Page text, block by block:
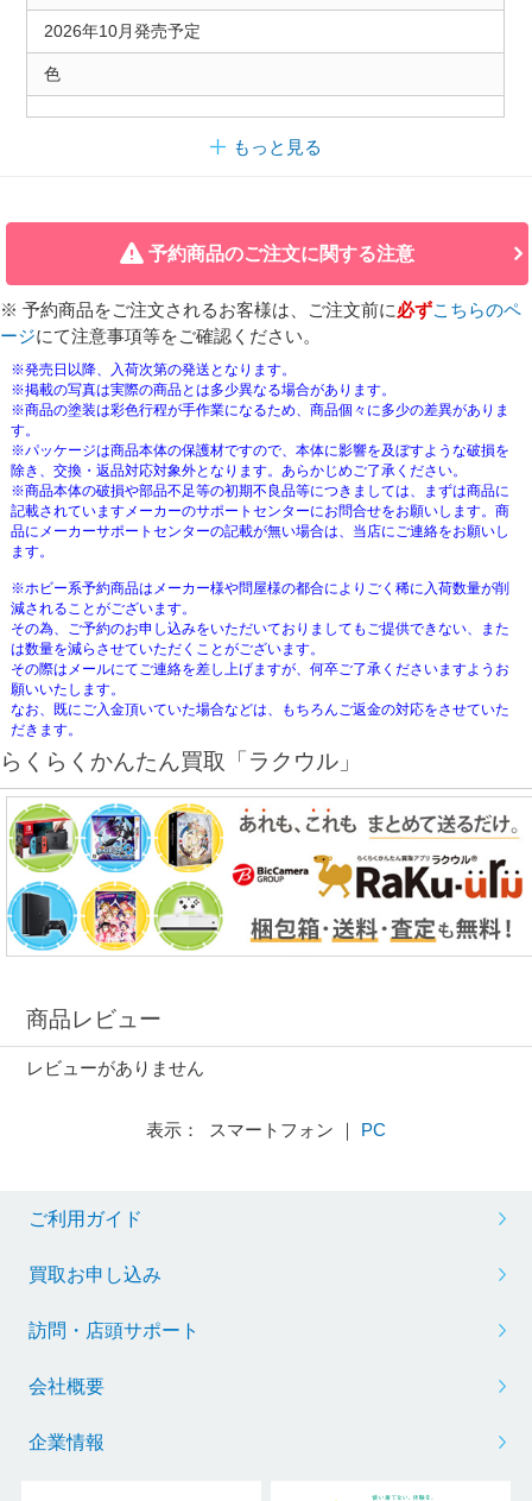
2026年10月発売予定
色
もっと見る
予約商品のご注文に関する注意
※ 予約商品をご注文されるお客様は、ご注文前に必ずこちらのペ
ージにて注意事項等をご確認ください。
※発売日以降、入荷次第の発送となります。
※掲載の写真は実際の商品とは多少異なる場合があります。
※商品の塗装は彩色行程が手作業になるため、商品個々に多少の差異がありま
す。
※パッケージは商品本体の保護材ですので、本体に影響を及ぼすような破損を
除き、交換・返品対応対象外となります。あらかじめご了承ください。
※商品本体の破損や部品不足等の初期不良品等につきましては、まずは商品に
記載されていますメーカーのサポートセンターにお問合せをお願いします。商
品にメーカーサポートセンターの記載が無い場合は、当店にご連絡をお願いし
ます。
※ホビー系予約商品はメーカー様や問屋様の都合によりごく稀に入荷数量が削
減されることがございます。
その為、ご予約のお申し込みをいただいておりましてもご提供できない、また
は数量を減らさせていただくことがございます。
その際はメールにてご連絡を差し上げますが、何卒ご了承くださいますようお
願いいたします。
なお、既にご入金頂いていた場合などは、もちろんご返金の対応をさせていた
だきます。
らくらくかんたん買取「ラクウル」
商品レビュー
レビューがありません
表示： スマートフォン ｜ PC
ご利用ガイド
買取お申し込み
訪問・店頭サポート
会社概要
企業情報